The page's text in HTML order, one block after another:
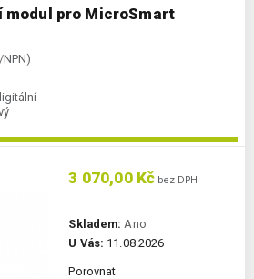
pro MicroSmart
NPN)
3 070,00 Kč bez DPH
Skladem: Ano
U Vás: 11.08.2026
Porovnat